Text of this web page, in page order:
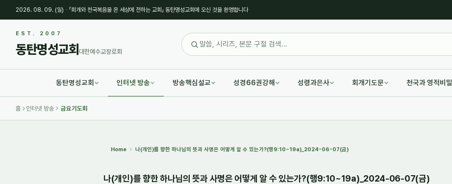
2026. 08. 09. (일) · 「회개와 천국복음을 온 세상에 전하는 교회」 동탄명성교회에 오신 것을 환영합니다
EST. 2007
동탄명성교회 대한예수교장로회
동탄명성교회 인터넷 방송 방송핵심설교 성경66권강해 성령과은사 회개기도문 천국과 영적비밀
홈 인터넷 방송 금요기도회
Home 나(개인)를 향한 하나님의 뜻과 사명은 어떻게 알 수 있는가?(행9:10~19a)_2024-06-07(금)
나(개인)를 향한 하나님의 뜻과 사명은 어떻게 알 수 있는가?(행9:10~19a)_2024-06-07(금)
Sketchbook5, 스케치북5
Sketchbook5, 스케치북5
Sketchbook5, 스케치북5
Sketchbook5, 스케치북5